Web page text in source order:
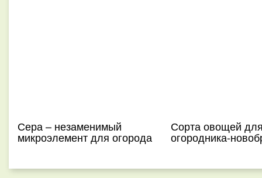
Сера – незаменимый
микроэлемент для огорода
Сорта овощей
огородника-